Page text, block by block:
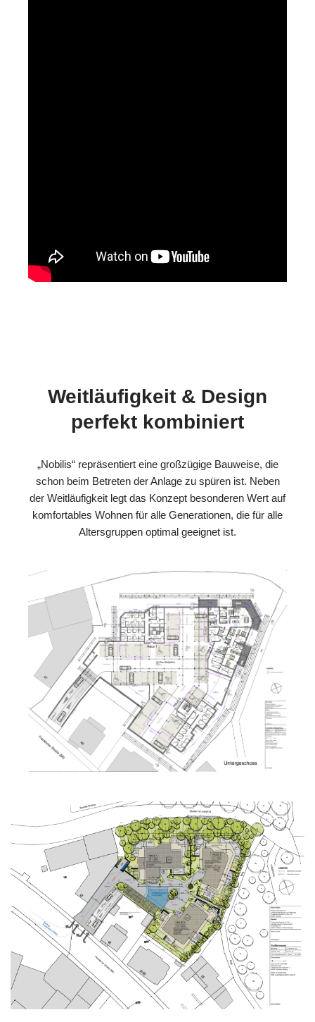
Weitläufigkeit & Design
perfekt kombiniert
„Nobilis“ repräsentiert eine großzügige Bauweise, die
schon beim Betreten der Anlage zu spüren ist. Neben
der Weitläufigkeit legt das Konzept besonderen Wert auf
komfortables Wohnen für alle Generationen, die für alle
Altersgruppen optimal geeignet ist.